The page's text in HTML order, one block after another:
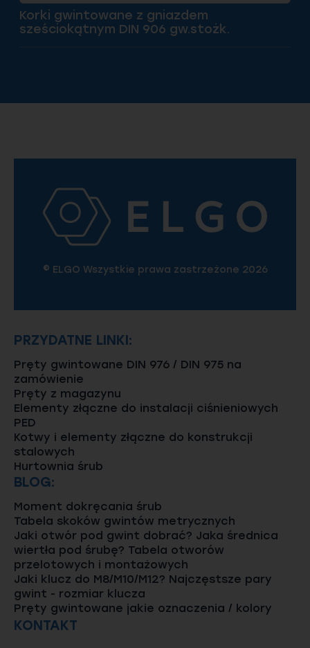
Korki gwintowane z gniazdem
sześciokątnym DIN 906 gw.stożk.
© ELGO Wszystkie prawa zastrzeżone 2026
PRZYDATNE LINKI:
Pręty gwintowane DIN 976 / DIN 975 na
zamówienie
Pręty z magazynu
Elementy złączne do instalacji ciśnieniowych
PED
Kotwy i elementy złączne do konstrukcji
stalowych
Hurtownia śrub
BLOG:
Moment dokręcania śrub
Tabela skoków gwintów metrycznych
Jaki otwór pod gwint dobrać? Jaka średnica
wiertła pod śrubę? Tabela otworów
przelotowych i montażowych
Jaki klucz do M8/M10/M12? Najczęstsze pary
gwint - rozmiar klucza
Pręty gwintowane jakie oznaczenia / kolory
KONTAKT